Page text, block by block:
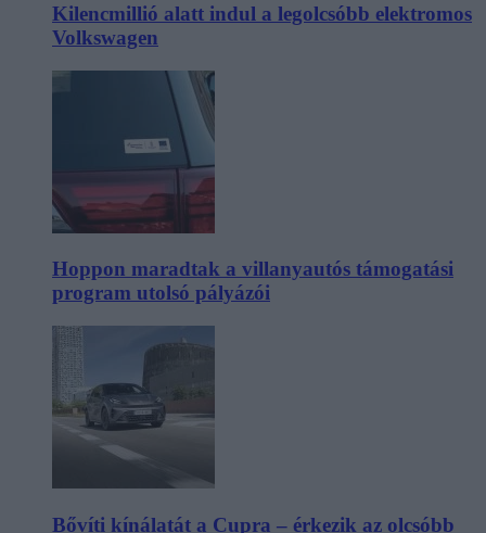
Kilencmillió alatt indul a legolcsóbb elektromos
Volkswagen
Hoppon maradtak a villanyautós támogatási
program utolsó pályázói
Bővíti kínálatát a Cupra – érkezik az olcsóbb